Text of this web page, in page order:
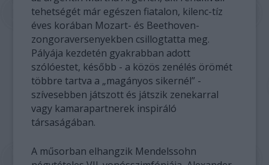
tehetségét már egészen fiatalon, kilenc-tíz
éves korában Mozart- és Beethoven-
zongoraversenyekben csillogtatta meg.
Pályája kezdetén gyakrabban adott
szólóestet, később - a közös zenélés örömét
többre tartva a „magányos sikernél” -
szívesebben játszott és játszik zenekarral
vagy kamarapartnerek inspiráló
társaságában.
A műsorban elhangzik Mendelssohn